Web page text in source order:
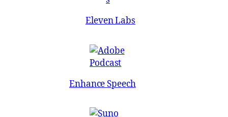
Eleven Labs
Enhance Speech